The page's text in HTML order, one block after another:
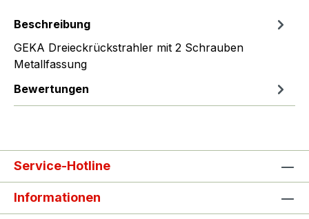
Beschreibung
GEKA Dreieckrückstrahler mit 2 Schrauben
Metallfassung
Bewertungen
Service-Hotline
Informationen